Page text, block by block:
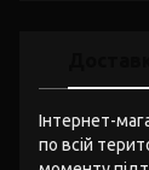
Інтернет-
по всій